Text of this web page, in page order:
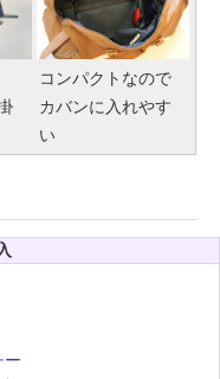
コンパクトなので
カバンに入れやす
い
ー